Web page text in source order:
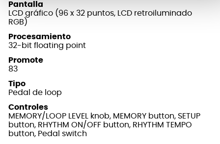
Pantalla
LCD gráfico (96 x 32 puntos, LCD retroiluminado
RGB)
Procesamiento
32-bit floating point
Promote
83
Tipo
Pedal de loop
Controles
MEMORY/LOOP LEVEL knob, MEMORY button, SETUP
button, RHYTHM ON/OFF button, RHYTHM TEMPO
button, Pedal switch